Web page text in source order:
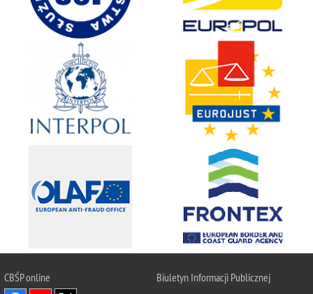
CBŚPonline Biuletyn Informacji Publicznej